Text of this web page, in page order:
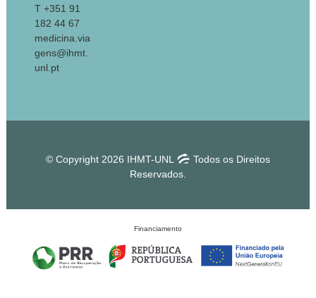
T +351 91
182 44 67
medicina.via
gens@ihmt.
unl.pt
© Copyright 2026 IHMT-UNL
Todos os Direitos
Reservados.
Financiamento